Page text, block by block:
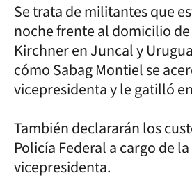
Se trata de militantes que
noche frente al domicilio
Kirchner en Juncal y
cómo Sabag Montiel se
vicepresidenta y le gatilló
También declararán los
Policía Federal a cargo de
vicepresidenta.